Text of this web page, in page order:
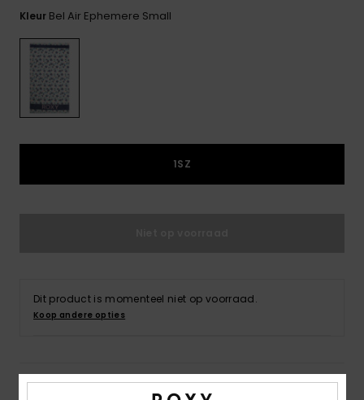
mutsen
Swim
ROXY APP
VERLANGLIJST
Kleur Bel Air Ephemere Small
1SZ
Dit product is momenteel niet op voorraad.
Koop andere opties
Details & functies